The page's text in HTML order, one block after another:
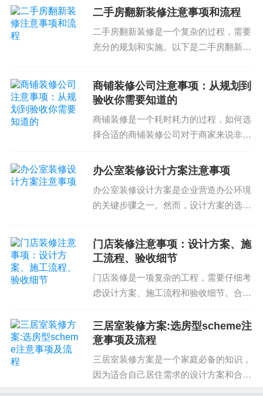
制成本的总结。如果您有任何装修需求，请咨询专
业的装修公司或室内设计公司，获取专业的建议和
新房装修的预算范围通常包括哪些方面？
如何选择合适的装修材料？
如何设计合理的装修方案？
如何预算控制？
合理的居住环境家装设计方案注意事项空
料选择和预算控制庭院...
二手房翻新装修注意事项和流程
二手房翻新装修是一个复杂的过程，需要
充分的规划和实施。以下是二手房翻新装
翻新装修之前，需要先进行规划和设计。
包括空间布局、装修风...
商铺装修公司注意事项：从规划到
验收你需要知道的
商铺装修是一个耗时耗力的过程，如何选
择合适的商铺装修公司对于商家来说非常
量不合格甚至造成经济损失。下面我们将
事项，帮助您正确选择...
办公室装修设计方案注意事项
办公室装修设计方案是企业营造办公环境
的关键步骤之一。然而，设计方案的选择
选择合适的设计风格办公室装修设计风格
需要与企业文化和品牌...
门店装修注意事项：设计方案、施
工流程、验收细节
门店装修是一项复杂的工程，需要仔细考
虑设计方案、施工流程和验收细节。合理
而优质的施工流程可以保证项目的顺利完
成和质量的保证。验收细节则是确保门店
装修项目达到预期效果...
三居室装修方案:选房型scheme注
意事项及流程
三居室装修方案是一个家庭必备的知识，
因为适合自己居住需求的设计方案和合理